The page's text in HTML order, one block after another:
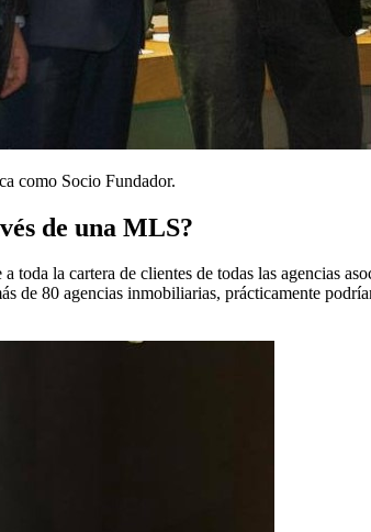
como Socio Fundador.
de una MLS?
la cartera de clientes de todas las agencias
de 80 agencias inmobiliarias, prácticamente